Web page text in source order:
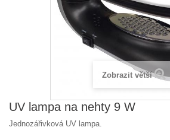
Zobrazit větší
UV lampa na nehty 9 W
Jednozářivková UV lampa.